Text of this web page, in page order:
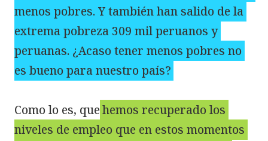
menos pobres. Y también han salido de la
extrema pobreza 309 mil peruanos y
peruanas. ¿Acaso tener menos pobres no
es bueno para nuestro país?
Como lo es, quehemos recuperado los
niveles de empleo que en estos momentos